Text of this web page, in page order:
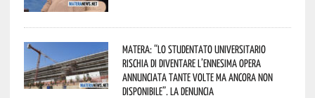
Matera: “Lo studentato universitario
rischia di diventare l’ennesima opera
annunciata tante volte ma ancora non
disponibile”. La denuncia